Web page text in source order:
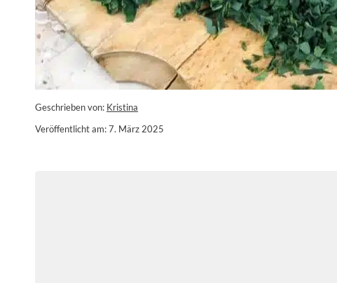
Geschrieben von: Kristina
Veröffentlicht am: 7. März 2025